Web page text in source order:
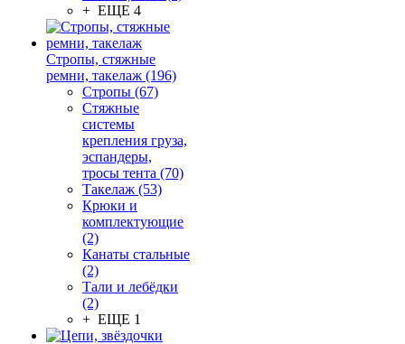
+ ЕЩЕ 4
Стропы, стяжные
ремни, такелаж (196)
Стропы (67)
Стяжные
системы
крепления груза,
эспандеры,
тросы тента (70)
Такелаж (53)
Крюки и
комплектующие
(2)
Канаты стальные
(2)
Тали и лебёдки
(2)
+ ЕЩЕ 1